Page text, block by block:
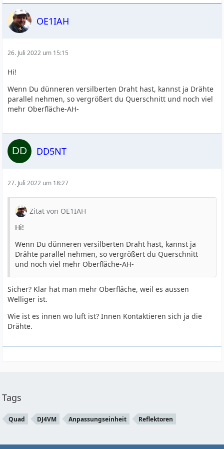
OE1IAH
26. Juli 2022 um 15:15
Hi!
Wenn Du dünneren versilberten Draht hast, kannst ja Drähte
parallel nehmen, so vergrößert du Querschnitt und noch viel
mehr Oberfläche-AH-
DD5NT
27. Juli 2022 um 18:27
Zitat von OE1IAH
Hi!
Wenn Du dünneren versilberten Draht hast, kannst ja
Drähte parallel nehmen, so vergrößert du Querschnitt
und noch viel mehr Oberfläche-AH-
Sicher? Klar hat man mehr Oberfläche, weil es aussen
Welliger ist.
Wie ist es innen wo luft ist? Innen Kontaktieren sich ja die
Drähte.
Tags
Quad DJ4VM Anpassungseinheit Reflektoren